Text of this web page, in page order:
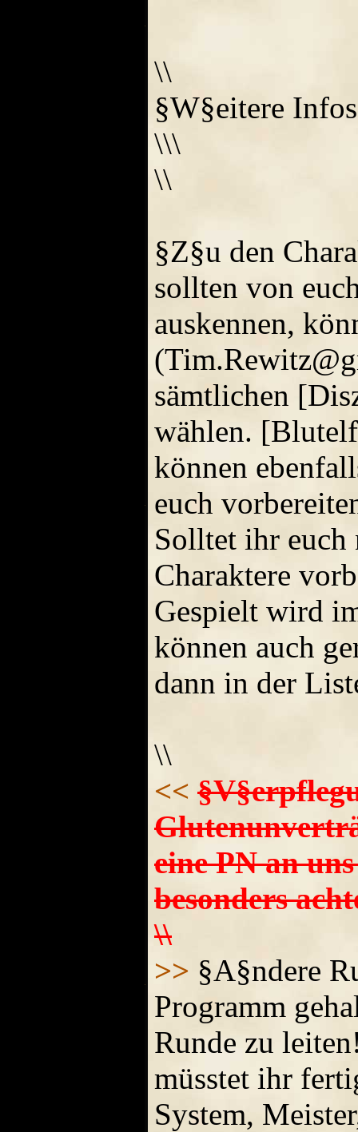
\\
§W§eitere
\\\
\\
§Z§u den
sollten von
auskennen,
sämtlichen
wählen.
können
euch
Solltet ihr euch
Charaktere
Gespielt wird
können auch
dann in der
\\
<<
eine PN an
besonders
\\
>> §A§ndere
Programm
Runde zu
müsstet ihr
System,